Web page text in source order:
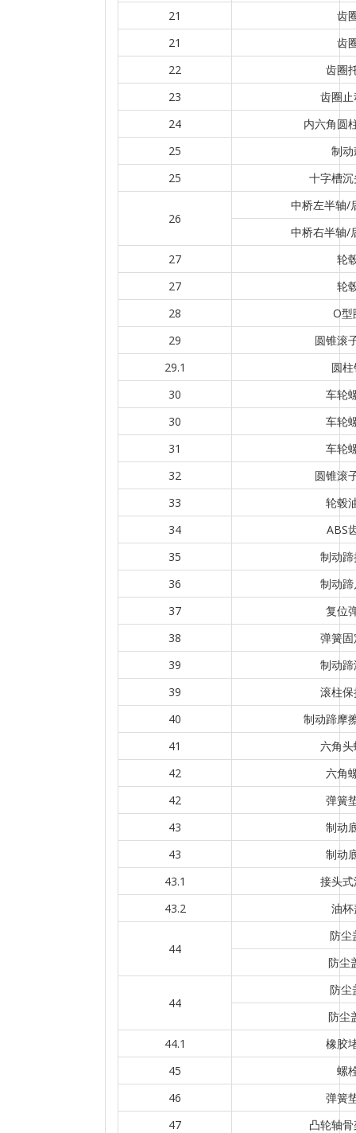
21
齿
21
齿
22
齿圈
23
齿圈
24
内六角圆
25
制
25
十字槽
26
中桥左半轴/
中桥右半轴/
27
轮
27
轮
28
O型
29
圆锥滚
29.1
圆
30
车轮
30
车轮
31
车轮
32
圆锥滚
33
轮毂
34
ABS
35
制动
36
制动
37
复位
38
弹簧
39
制动
39
滚柱
40
制动蹄摩
41
六角
42
六角
42
弹簧
43
制动
43
制动
43.1
接头
43.2
油
44
防尘
防尘
44
防尘
防尘
44.1
橡胶
45
螺
46
弹簧
47
凸轮轴